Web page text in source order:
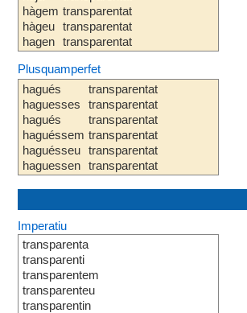
hàgem
hàgeu
hagen
transparentat
transparentat
transparentat
Plusquamperfet
hagués
haguesses
hagués
haguéssem
haguésseu
haguessen
transparentat
transparentat
transparentat
transparentat
transparentat
transparentat
Imperatiu
transparenta
transparenti
transparentem
transparenteu
transparentin